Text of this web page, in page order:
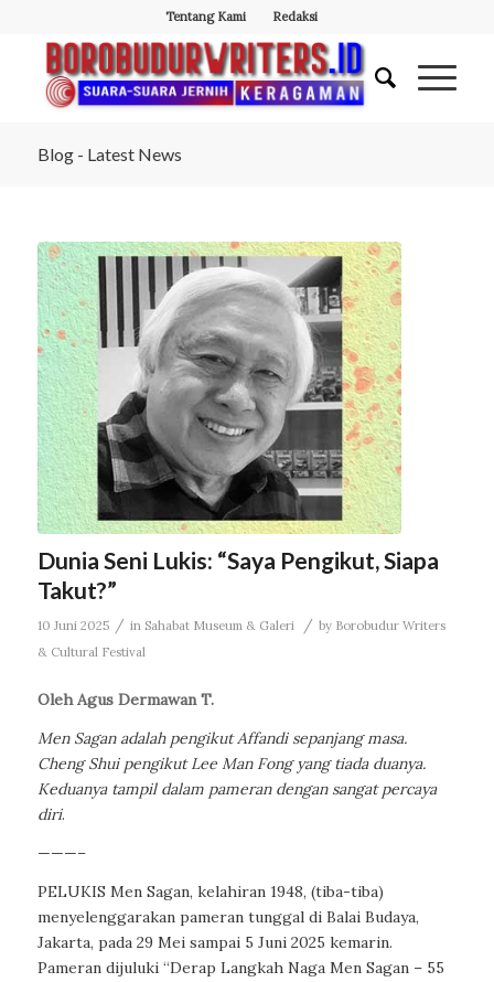
Tentang Kami Redaksi
Blog - Latest News
Dunia Seni Lukis: “Saya Pengikut, Siapa
Takut?”
10 Juni 2025 / in Sahabat Museum & Galeri / by Borobudur Writers
& Cultural Festival
Oleh Agus Dermawan T.
Men Sagan adalah pengikut Affandi sepanjang masa.
Cheng Shui pengikut Lee Man Fong yang tiada duanya.
Keduanya tampil dalam pameran dengan sangat percaya
diri.
———–
PELUKIS Men Sagan, kelahiran 1948, (tiba-tiba)
menyelenggarakan pameran tunggal di Balai Budaya,
Jakarta, pada 29 Mei sampai 5 Juni 2025 kemarin.
Pameran dijuluki “Derap Langkah Naga Men Sagan – 55